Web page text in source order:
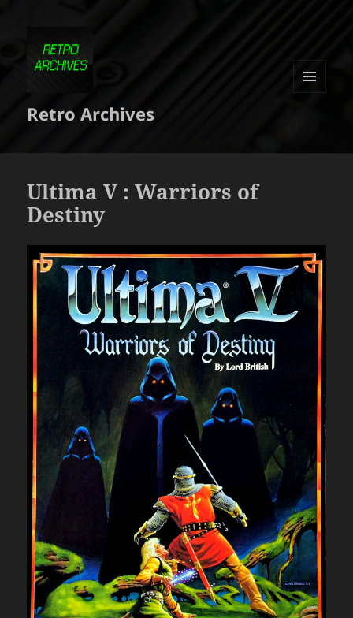
Retro Archives
Ultima V : Warriors of
Destiny